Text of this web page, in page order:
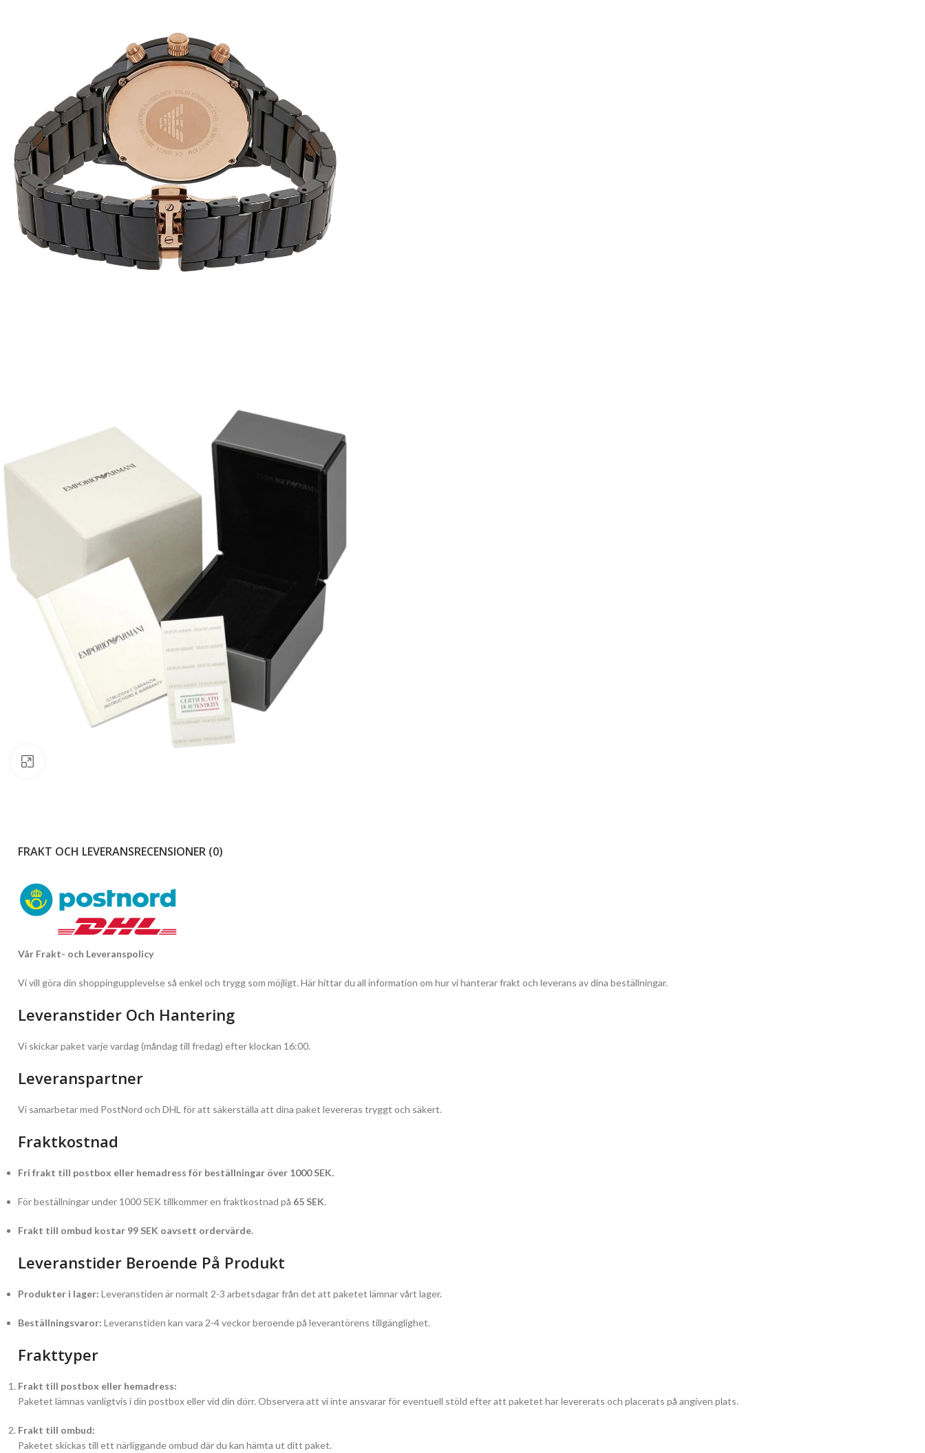
FRAKT OCH LEVERANSRECENSIONER (0)
Vår Frakt- och Leveranspolicy
Vi vill göra din shoppingupplevelse så enkel och trygg som möjligt. Här hittar du all information om hur vi hanterar frakt och leverans av dina beställningar.
Leveranstider Och Hantering
Vi skickar paket varje vardag (måndag till fredag) efter klockan 16:00.
Leveranspartner
Vi samarbetar med PostNord och DHL för att säkerställa att dina paket levereras tryggt och säkert.
Fraktkostnad
Fri frakt till postbox eller hemadress för beställningar över 1000 SEK.
För beställningar under 1000 SEK tillkommer en fraktkostnad på 65 SEK.
Frakt till ombud kostar 99 SEK oavsett ordervärde.
Leveranstider Beroende På Produkt
Produkter i lager: Leveranstiden är normalt 2-3 arbetsdagar från det att paketet lämnar vårt lager.
Beställningsvaror: Leveranstiden kan vara 2-4 veckor beroende på leverantörens tillgänglighet.
Frakttyper
Frakt till postbox eller hemadress:
Paketet lämnas vanligtvis i din postbox eller vid din dörr. Observera att vi inte ansvarar för eventuell stöld efter att paketet har levererats och placerats på angiven plats.
Frakt till ombud:
Paketet skickas till ett närliggande ombud där du kan hämta ut ditt paket.